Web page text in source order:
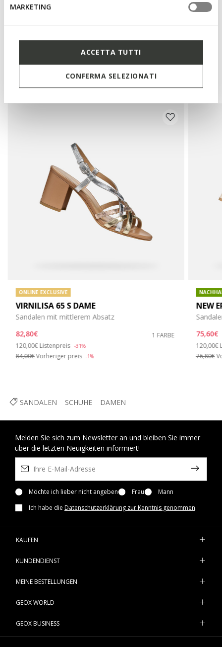
MARKETING
ACCETTA TUTTI
CONFERMA SELEZIONATI
Technologien
SANDALEN SCHUHE DAMEN
Das könnte Ihnen auch
ONLINE EXCLUSIVE
VIRNILISA 65 S DAME
Sandalen mit mittlerem Absatz
82,80€
1 FARBE
Price reduced from
120,00€to
Listenpreis -31%
84,00€Vorheriger preis -1%
NEW
75,60€
Price
120,00€
76,80€
Melden Sie sich zum Newsletter an und bleiben Sie immer
über die letzten Neuigkeiten informiert!
Möchte ich lieber nicht angeben Frau
Mann
Ich habe die Datenschutzerklärung zur Kenntnis genommen.
KAUFEN
KUNDENDIENST
MEINE BESTELLUNGEN
GEOX WORLD
GEOX BUSINESS